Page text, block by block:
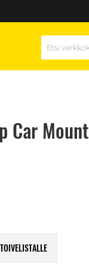
Car Mount